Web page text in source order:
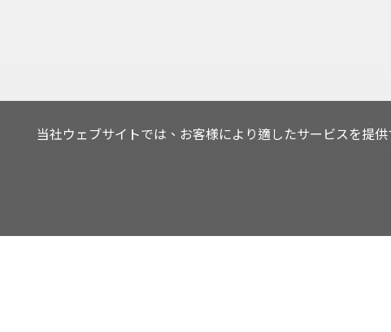
当社ウェブサイトでは、お客様により適したサービスを提